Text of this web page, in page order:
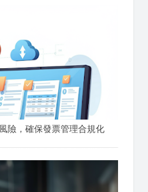
險，確保發票管理合規化